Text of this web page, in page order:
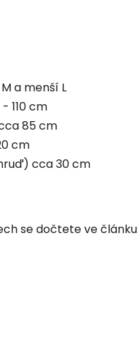
a menší L
110 cm
85 cm
cm
cca 30 cm
se dočtete ve článku